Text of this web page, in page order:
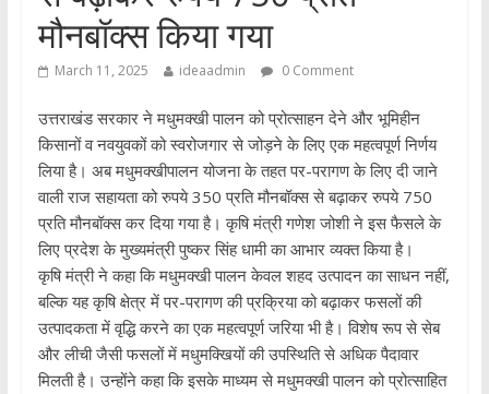
मौनबॉक्स किया गया
March 11, 2025 ideaadmin 0 Comment
उत्तराखंड सरकार ने मधुमक्खी पालन को प्रोत्साहन देने और भूमिहीन
किसानों व नवयुवकों को स्वरोजगार से जोड़ने के लिए एक महत्वपूर्ण निर्णय
लिया है। अब मधुमक्खीपालन योजना के तहत पर-परागण के लिए दी जाने
वाली राज सहायता को रुपये 350 प्रति मौनबॉक्स से बढ़ाकर रुपये 750
प्रति मौनबॉक्स कर दिया गया है। कृषि मंत्री गणेश जोशी ने इस फैसले के
लिए प्रदेश के मुख्यमंत्री पुष्कर सिंह धामी का आभार व्यक्त किया है।
कृषि मंत्री ने कहा कि मधुमक्खी पालन केवल शहद उत्पादन का साधन नहीं,
बल्कि यह कृषि क्षेत्र में पर-परागण की प्रक्रिया को बढ़ाकर फसलों की
उत्पादकता में वृद्धि करने का एक महत्वपूर्ण जरिया भी है। विशेष रूप से सेब
और लीची जैसी फसलों में मधुमक्खियों की उपस्थिति से अधिक पैदावार
मिलती है। उन्होंने कहा कि इसके माध्यम से मधुमक्खी पालन को प्रोत्साहित